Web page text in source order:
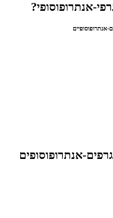
אנתרופוסופי?
אנתרופוסופים